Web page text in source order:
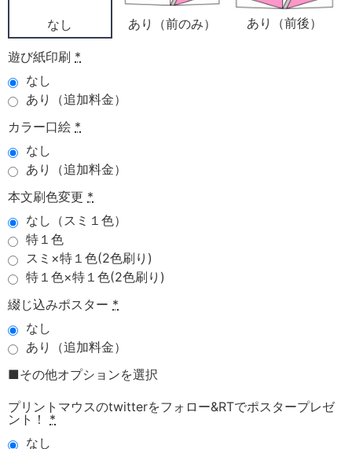
なし あり（前のみ） あり（前後）
遊び紙印刷 *
なし
あり（追加料金）
カラー口絵 *
なし
あり（追加料金）
本文刷色変更 *
なし（スミ１色）
特１色
スミ×特１色(2色刷り)
特１色×特１色(2色刷り)
綴じ込みポスター *
なし
あり（追加料金）
■その他オプションを選択
プリントマウスのtwitterをフォロー&RTでポスタープレゼ
ント！
*
なし